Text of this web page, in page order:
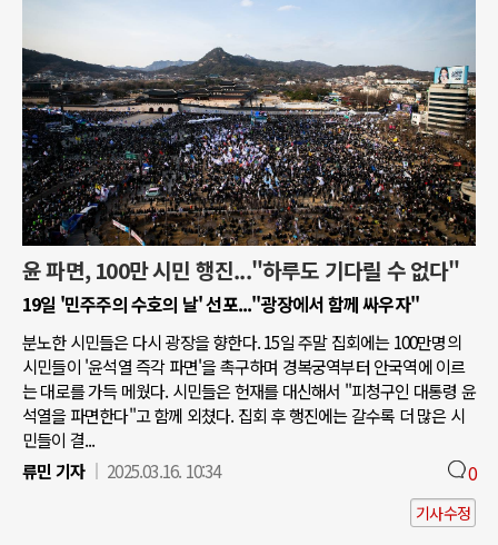
윤 파면, 100만 시민 행진..."하루도 기다릴 수 없다"
19일 '민주주의 수호의 날' 선포..."광장에서 함께 싸우자"
분노한 시민들은 다시 광장을 향한다. 15일 주말 집회에는 100만명의
시민들이 '윤석열 즉각 파면'을 촉구하며 경복궁역부터 안국역에 이르
는 대로를 가득 메웠다. 시민들은 헌재를 대신해서 "피청구인 대통령 윤
석열을 파면한다"고 함께 외쳤다. 집회 후 행진에는 갈수록 더 많은 시
민들이 결...
류민 기자
2025.03.16. 10:34 0
기사수정